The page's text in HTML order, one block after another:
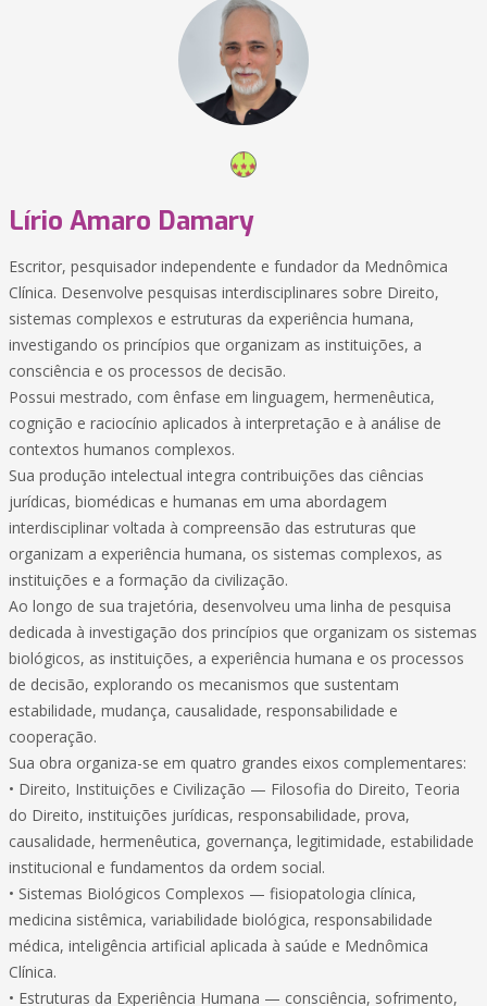
Lírio Amaro Damary
Escritor, pesquisador independente e fundador da Mednômica
Clínica. Desenvolve pesquisas interdisciplinares sobre Direito,
sistemas complexos e estruturas da experiência humana,
investigando os princípios que organizam as instituições, a
consciência e os processos de decisão.
Possui mestrado, com ênfase em linguagem, hermenêutica,
cognição e raciocínio aplicados à interpretação e à análise de
contextos humanos complexos.
Sua produção intelectual integra contribuições das ciências
jurídicas, biomédicas e humanas em uma abordagem
interdisciplinar voltada à compreensão das estruturas que
organizam a experiência humana, os sistemas complexos, as
instituições e a formação da civilização.
Ao longo de sua trajetória, desenvolveu uma linha de pesquisa
dedicada à investigação dos princípios que organizam os sistemas
biológicos, as instituições, a experiência humana e os processos
de decisão, explorando os mecanismos que sustentam
estabilidade, mudança, causalidade, responsabilidade e
cooperação.
Sua obra organiza-se em quatro grandes eixos complementares:
• Direito, Instituições e Civilização — Filosofia do Direito, Teoria
do Direito, instituições jurídicas, responsabilidade, prova,
causalidade, hermenêutica, governança, legitimidade, estabilidade
institucional e fundamentos da ordem social.
• Sistemas Biológicos Complexos — fisiopatologia clínica,
medicina sistêmica, variabilidade biológica, responsabilidade
médica, inteligência artificial aplicada à saúde e Mednômica
Clínica.
• Estruturas da Experiência Humana — consciência, sofrimento,